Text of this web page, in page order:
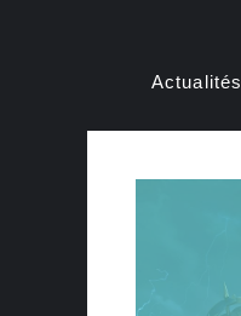
Actualités